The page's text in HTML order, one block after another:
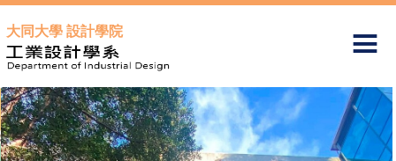
到
主
要
內
容
區
大同大學 設計學院